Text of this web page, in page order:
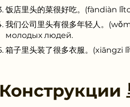
饭店里头的菜很好吃。(fàndiàn
我们公司里头有很多年轻人。
молодых людей.
箱子里头装了很多衣服。
Конструкции